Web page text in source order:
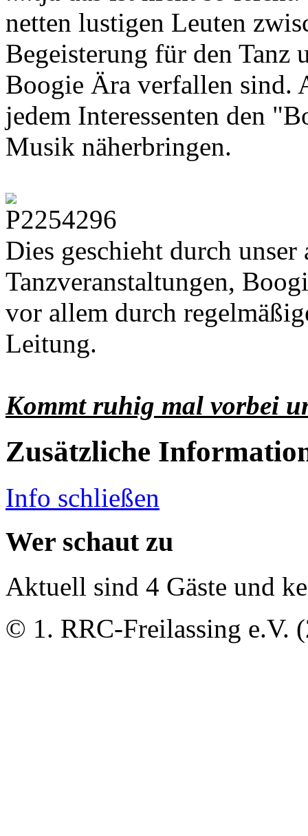
netten lustigen Leuten
Begeisterung für den
Boogie Ära verfallen sind.
jedem Interessenten den
Musik näherbringen.
Dies geschieht durch
Tanzveranstaltungen,
vor allem durch
Leitung.
Kommt ruhig mal vorbei
Zusätzliche
Info schließen
Wer schaut zu
Aktuell sind 4 Gäste und
© 1. RRC-Freilassing e.V.